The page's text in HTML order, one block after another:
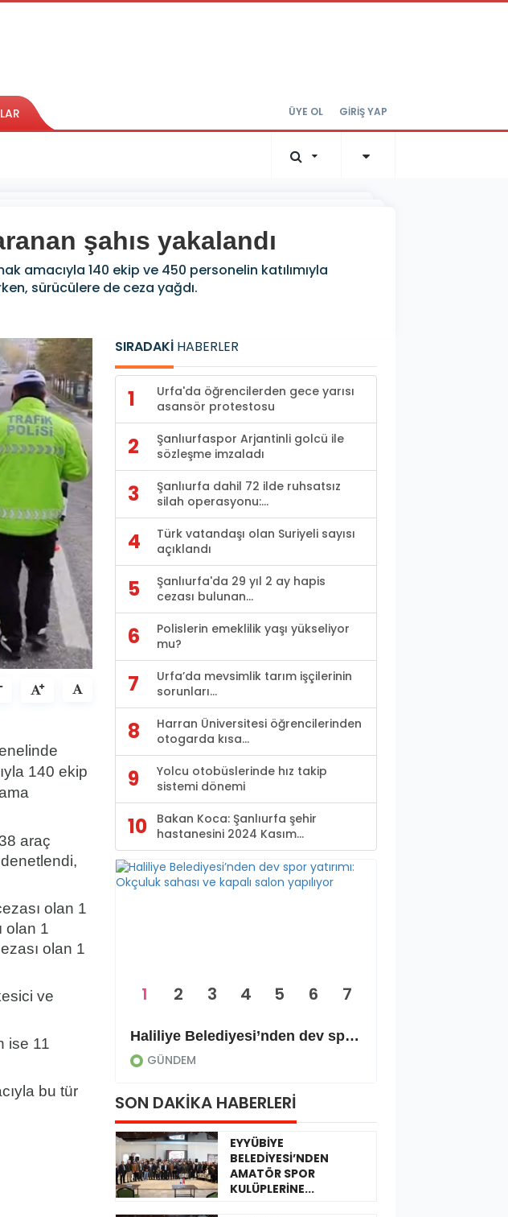
ÜYE OL GİRİŞ YAP
şahıs yakalandı
amacıyla 140 ekip ve 450 personelin katılımıyla
sürücülere de ceza yağdı.
140 ekip
araç
olan 1
olan 1
olan 1
ve
ise 11
bu tür
SIRADAKİ HABERLER
1
Urfa'da öğrencilerden gece yarısı
asansör protestosu
2
Şanlıurfaspor Arjantinli golcü ile
sözleşme imzaladı
3
Şanlıurfa dahil 72 ilde ruhsatsız
silah operasyonu:...
4
Türk vatandaşı olan Suriyeli sayısı
açıklandı
5
Şanlıurfa'da 29 yıl 2 ay hapis
cezası bulunan...
6
Polislerin emeklilik yaşı yükseliyor
mu?
7
Urfa’da mevsimlik tarım işçilerinin
sorunları...
8
Harran Üniversitesi öğrencilerinden
otogarda kısa...
9
Yolcu otobüslerinde hız takip
sistemi dönemi
10
Bakan Koca: Şanlıurfa şehir
hastanesini 2024 Kasım...
Haliliye Belediyesi’nden dev spor yatırımı: Okçuluk sahası ve kapalı salon yapılıyor
GÜNDEM
1 2 3 4 5 6 7
SON DAKİKA HABERLERİ
EYYÜBİYE
BELEDİYESİ’NDEN
AMATÖR SPOR
KULÜPLERİNE...